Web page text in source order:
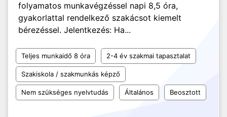
folyamatos munkavégzéssel napi 8,5 óra,
gyakorlattal rendelkező szakácsot kiemelt
bérezéssel. Jelentkezés: Ha...
Teljes munkaidő 8 óra 2-4 év szakmai tapasztalat
Szakiskola / szakmunkás képző
Nem szükséges nyelvtudás Általános Beosztott